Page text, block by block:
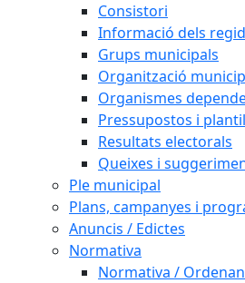
Consistori
Informació dels
Grups municipals
Organització
Organismes
Pressupostos i
Resultats electorals
Queixes i
Ple municipal
Plans, campanyes i
Anuncis / Edictes
Normativa
Normativa /